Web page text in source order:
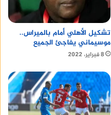
تشكيل الأهلي أمام بالميراس..
موسيماني يفاجئ الجميع
8 فبراير، 2022